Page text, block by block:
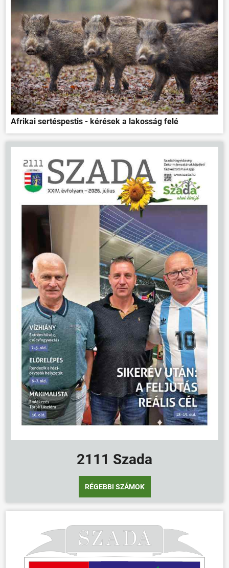
ÖNKORMÁNYZAT
ÜGYINTÉZÉS
KÖZÖSSÉG
HÍREK
VÁLASZTÁSOK
Afrikai sertéspestis - kérések a lakosság felé
2111 Szada
RÉGEBBI SZÁMOK